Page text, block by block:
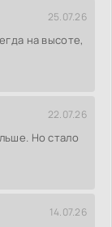
25.07.26
на высоте,
22.07.26
Но стало
14.07.26